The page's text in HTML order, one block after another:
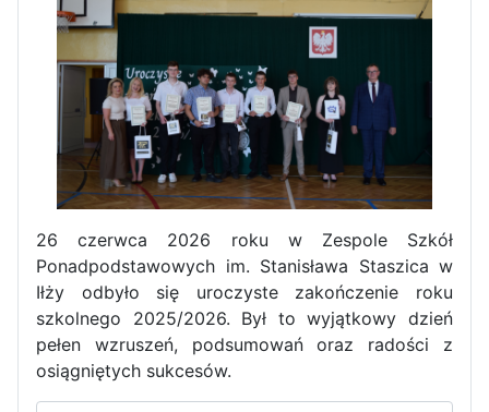
26 czerwca 2026 roku w Zespole Szkół
Ponadpodstawowych im. Stanisława Staszica w
Iłży odbyło się uroczyste zakończenie roku
szkolnego 2025/2026. Był to wyjątkowy dzień
pełen wzruszeń, podsumowań oraz radości z
osiągniętych sukcesów.